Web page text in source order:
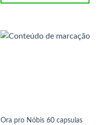
Ora pro Nóbis 60 capsulas